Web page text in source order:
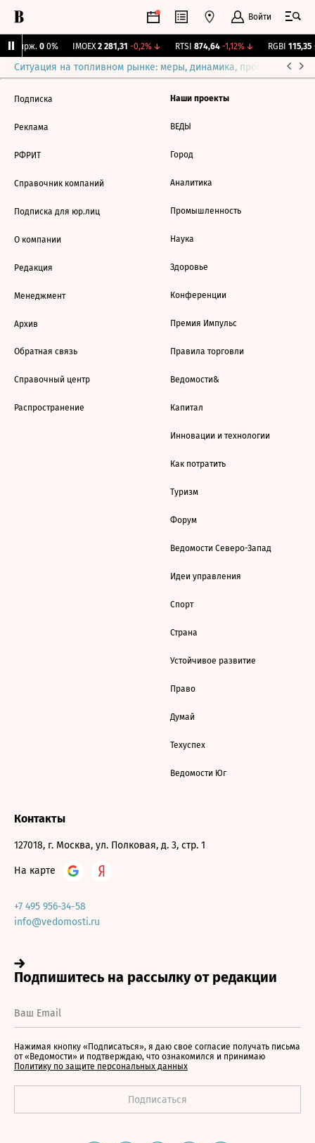
Войти
Бирж. 0 0% IMOEX 2 281,31 -0,2%↓ RTSI 874,64 -1,12%↓ RGBI 115,35
Ситуация на топливном рынке: меры, динамика, прогнозы
Подписка
Реклама
РФРИТ
Справочник компаний
Подписка для юр.лиц
О компании
Редакция
Менеджмент
Архив
Обратная связь
Справочный центр
Распространение
Наши проекты
ВЕДЫ
Город
Аналитика
Промышленность
Наука
Здоровье
Конференции
Премия Импульс
Правила торговли
Ведомости&
Капитал
Инновации и технологии
Как потратить
Туризм
Форум
Ведомости Северо-Запад
Идеи управления
Спорт
Страна
Устойчивое развитие
Право
Думай
Техуспех
Ведомости Юг
Контакты
127018, г. Москва, ул. Полковая, д. 3, стр. 1
На карте
+7 495 956-34-58
info@vedomosti.ru
Нажимая кнопку «Подписаться», я даю свое согласие получать письма
от «Ведомости» и подтверждаю, что ознакомился и принимаю
Политику по защите персональных данных